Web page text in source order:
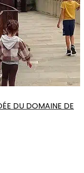
DU DOMAINE DE